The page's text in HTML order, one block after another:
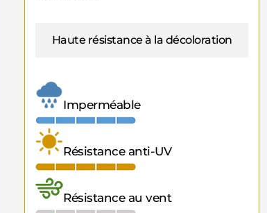
Haute résistance à la décoloration
Imperméable
Résistance anti-UV
Résistance au vent